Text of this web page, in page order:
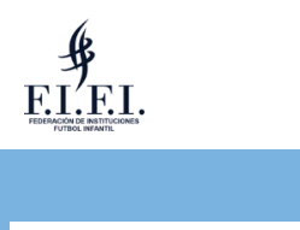
contenido